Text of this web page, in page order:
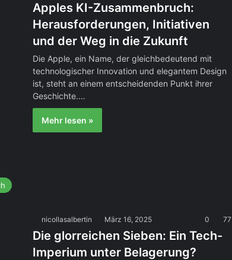
Apples KI-Zusammenbruch:
Herausforderungen, Initiativen
und der Weg in die Zukunft
Die Apple, ein Name, der gleichbedeutend mit
technologischer Innovation und elegantem Design
ist, steht an einem entscheidenden Punkt ihrer
Geschichte.…
Mehr lesen »
nicollasalbertin März 16, 2025 0 77
Die glorreichen Sieben: Ein Tech-
Imperium unter Belagerung?